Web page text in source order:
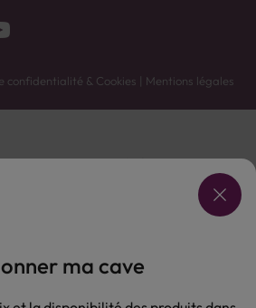
confidentialité & Cookies | Mentions légales
Contactez votre caviste pour plus de renseignements.
POUR LA SANTÉ, À CONSOMMER AVEC MODÉRATION.
ma cave